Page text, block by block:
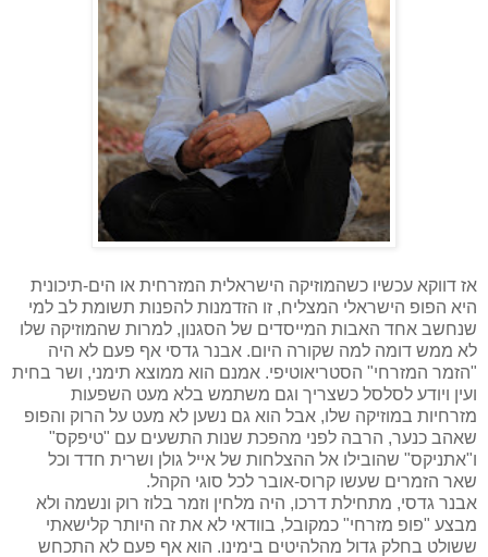
אז דווקא עכשיו כשהמוזיקה הישראלית המזרחית או הים-תיכונית
היא הפופ הישראלי המצליח, זו הזדמנות להפנות תשומת לב למי
שנחשב אחד האבות המייסדים של הסגנון, למרות שהמוזיקה שלו
לא ממש דומה למה שקורה היום. אבנר גדסי אף פעם לא היה
"הזמר המזרחי" הסטריאוטיפי. אמנם הוא ממוצא תימני, ושר בחית
ועין ויודע לסלסל כשצריך וגם משתמש בלא מעט השפעות
מזרחיות במוזיקה שלו, אבל הוא גם נשען לא מעט על הרוק והפופ
שאהב כנער, הרבה לפני מהפכת שנות התשעים עם "טיפקס"
ו"אתניקס" שהובילו אל ההצלחות של אייל גולן ושרית חדד וכל
שאר הזמרים שעשו קרוס-אובר לכל סוגי הקהל.
אבנר גדסי, מתחילת דרכו, היה מלחין וזמר בלוז רוק ונשמה ולא
מבצע "פופ מזרחי" כמקובל, בוודאי לא את זה היותר קלישאתי
ששולט בחלק גדול מהלהיטים בימינו. הוא אף פעם לא התכחש